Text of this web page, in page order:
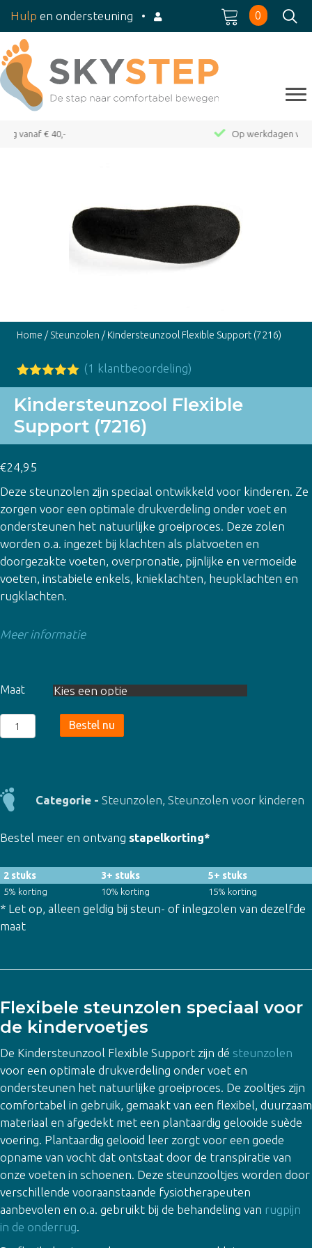
Hulp en ondersteuning • 0
Op werkdagen voor 15:00 besteld, dezelfde dag verzonden
Home / Steunzolen / Kindersteunzool Flexible Support (7216)
Gewaardeer
d5.00
op
5
gebaseerd
op
1
klant
waardering
(1 klantbeoordeling)
Kindersteunzool Flexible
Support (7216)
€24,95
Deze steunzolen zijn speciaal ontwikkeld voor kinderen. Ze
zorgen voor een optimale drukverdeling onder voet en
ondersteunen het natuurlijke groeiproces. Deze zolen
worden o.a. ingezet bij klachten als platvoeten en
doorgezakte voeten, overpronatie, pijnlijke en vermoeide
voeten, instabiele enkels, knieklachten, heupklachten en
rugklachten.
Meer informatie
Maat
Kindersteunzool
Flexible
aantal
Bestel nu
Categorie - Steunzolen, Steunzolen voor kinderen
Bestel meer en ontvang stapelkorting*
2 stuks 3+ stuks 5+ stuks
5% korting 10% korting 15% korting
* Let op, alleen geldig bij steun- of inlegzolen van dezelfde
maat
Flexibele steunzolen speciaal voor
de kindervoetjes
De Kindersteunzool Flexible Support zijn dé steunzolen
voor een optimale drukverdeling onder voet en
ondersteunen het natuurlijke groeiproces. De zooltjes zijn
comfortabel in gebruik, gemaakt van een flexibel, duurzaam
materiaal en afgedekt met een plantaardig gelooide suède
voering. Plantaardig gelooid leer zorgt voor een goede
opname van vocht dat ontstaat door de transpiratie van
onze voeten in schoenen. Deze steunzooltjes worden door
verschillende vooraanstaande fysiotherapeuten
aanbevolen en o.a. gebruikt bij de behandeling van rugpijn
in de onderrug.